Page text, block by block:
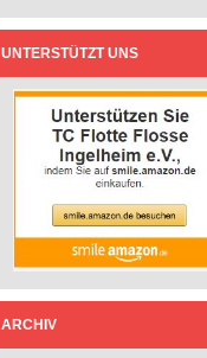
UNTERSTÜTZT UNS
ARCHIV